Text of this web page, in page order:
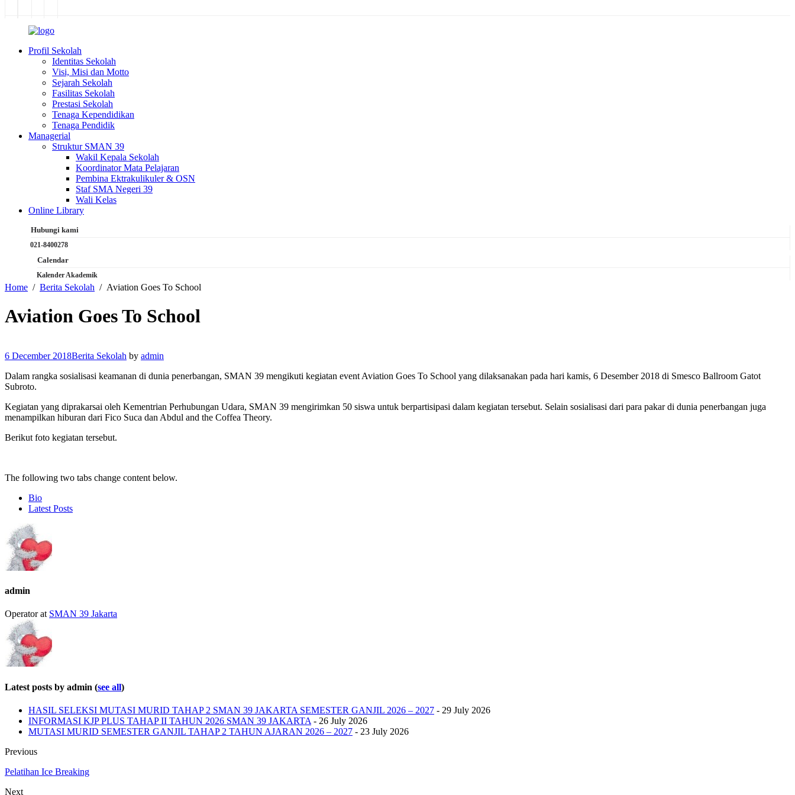
Profil Sekolah
Identitas Sekolah
Visi, Misi dan Motto
Sejarah Sekolah
Fasilitas Sekolah
Prestasi Sekolah
Tenaga Kependidikan
Tenaga Pendidik
Managerial
Struktur SMAN 39
Wakil Kepala Sekolah
Koordinator Mata Pelajaran
Pembina Ektrakulikuler & OSN
Staf SMA Negeri 39
Wali Kelas
Online Library
Hubungi kami
021-8400278
Calendar
Kalender Akademik
Home Berita Sekolah Aviation Goes To School
Aviation Goes To School
6 December 2018Berita Sekolah by admin
Dalam rangka sosialisasi keamanan di dunia penerbangan, SMAN 39 mengikuti kegiatan event Aviation Goes To School yang dilaksanakan pada hari kamis, 6 Desember 2018 di Smesco Ballroom Gatot
Subroto.
Kegiatan yang diprakarsai oleh Kementrian Perhubungan Udara, SMAN 39 mengirimkan 50 siswa untuk berpartisipasi dalam kegiatan tersebut. Selain sosialisasi dari para pakar di dunia penerbangan juga
menampilkan hiburan dari Fico Suca dan Abdul and the Coffea Theory.
Berikut foto kegiatan tersebut.
The following two tabs change content below.
Bio
Latest Posts
admin
Operatorat SMAN 39 Jakarta
Latest posts by admin (see all)
HASIL SELEKSI MUTASI MURID TAHAP 2 SMAN 39 JAKARTA SEMESTER GANJIL 2026 – 2027 - 29 July 2026
INFORMASI KJP PLUS TAHAP II TAHUN 2026 SMAN 39 JAKARTA - 26 July 2026
MUTASI MURID SEMESTER GANJIL TAHAP 2 TAHUN AJARAN 2026 – 2027 - 23 July 2026
Previous
Pelatihan Ice Breaking
Next